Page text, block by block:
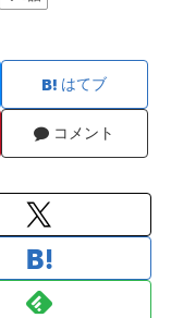
はてブ
コメント